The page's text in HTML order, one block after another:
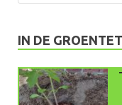
IN DE